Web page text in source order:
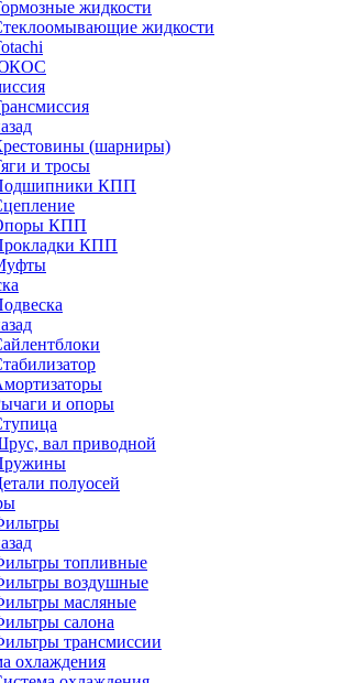
жидкости
жидкости
(шарниры)
и тросы
КПП
КПП
КПП
и опоры
вал приводной
полуосей
топливные
воздушные
масляные
салона
трансмиссии
охлаждения